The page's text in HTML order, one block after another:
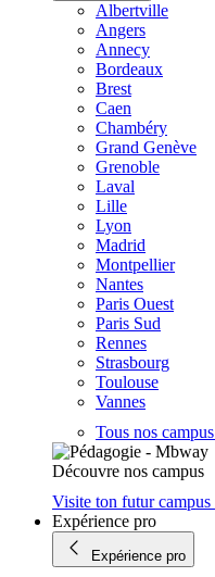
Albertville
Angers
Annecy
Bordeaux
Brest
Caen
Chambéry
Grand Genève
Grenoble
Laval
Lille
Lyon
Madrid
Montpellier
Nantes
Paris Ouest
Paris Sud
Rennes
Strasbourg
Toulouse
Vannes
Tous nos campus
Découvre nos campus
Visite ton futur campus
Expérience pro
Expérience pro